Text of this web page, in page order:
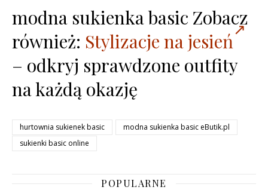
modna sukienka basic Zobacz
również: Stylizacje na jesień
– odkryj sprawdzone outfity
na każdą okazję
hurtownia sukienek basic
modna sukienka basic eButik.pl
sukienki basic online
POPULARNE